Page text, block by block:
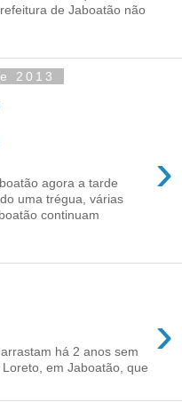
de Jaboatão não
2013
›
agora a tarde
uma trégua, várias
continuam
›
há 2 anos sem
em Jaboatão, que